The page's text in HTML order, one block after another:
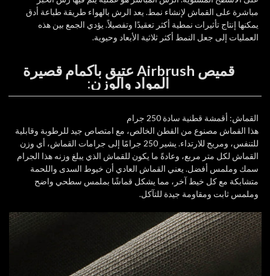
مباشرة على القماش لإنشاء نمط. يعد الرش بالهواء طريقة طباعة أدق
يمكنها إنتاج تأثيرات نمطية أكثر تعقيدًا وتفصيلاً. يؤدي الجمع بين هذه
العمليات إلى جعل النمط أكثر ثلاثية الأبعاد وحيوية.
قميص Airbrush عتيق بأكمام قصيرة
المواد والوزن:
القماش: أقمشة قطنية سادة 250 جرام
هذا القماش مصنوع من القطن الخالص، مع امتصاص جيد للرطوبة وقابلية
للتنفس، ومريح للارتداء. يشير 250 جرامًا إلى جرامات القماش، أي وزن
القماش لكل متر مربع، وعادةً ما يكون للقماش الذي يبلغ وزنه هذا الجرام
سمك وملمس أفضل. يعني القماش العادي أن خيوط السدى واللحمة
متشابكة مع كل خيط آخر، مما يشكل قماشًا بملمس سطحي واضح
وملمس ثابت ومقاومة جيدة للتآكل.